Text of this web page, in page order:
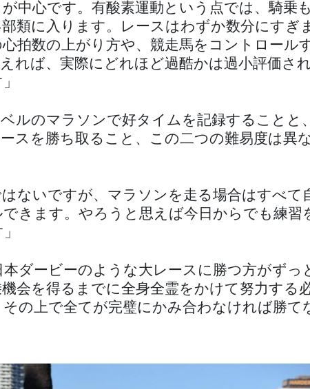
中心です。有酸素運動という点では、騎乗
類に入ります。レースはわずか数分にすぎ
拍数の上がり方や、競走馬をコントロール
れば、実際にどれほど過酷かは過小評価さ
ルのマラソンで好タイムを記録することと
スを勝ち取ること、この二つの難易度は異
はないですが、マラソンを走る場合はすべて
きます。やろうと思えば今日からでも練習
本ダービーのような大レースに勝つ方がずっ
会を得るまでに全身全霊をかけて努力する
の上で全てが完璧にかみ合わなければ勝て